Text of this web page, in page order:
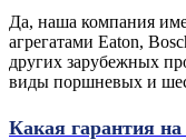
Да, наша компания
агрегатами Eaton,
других зарубежных
виды поршневых и
Какая гарантия